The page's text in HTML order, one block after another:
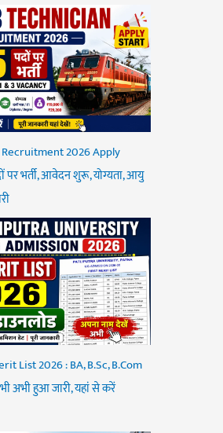
Recruitment 2026 Apply
पर भर्ती, आवेदन शुरू, योग्यता, आयु
List 2026 : BA, B.Sc, B.Com
अभी हुआ जारी, यहां से करें